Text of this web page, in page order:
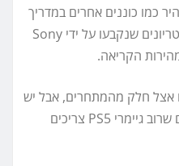
כמו כוננים אחרים במדריך
זה, אך הוא עדיין מגדיל את הקריטריונים שנקבעו על ידי Sony
הקריאה.
אצל חלק מהמתחרים, אבל יש
כונן 1TB וזה מה שאנחנו חושבים שרוב גיימרי PS5 צריכים